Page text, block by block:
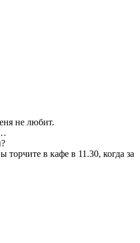
не любит.
в кафе в 11.30, когда за